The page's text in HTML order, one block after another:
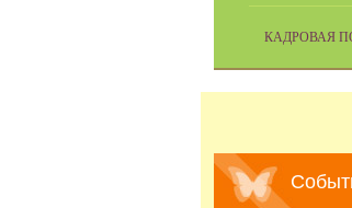
КАДРОВАЯ